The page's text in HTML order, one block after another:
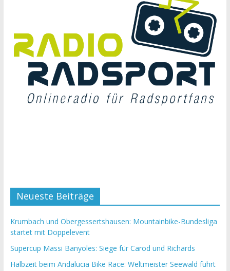
Neueste Beiträge
Krumbach und Obergessertshausen: Mountainbike-Bundesliga
startet mit Doppelevent
Supercup Massi Banyoles: Siege für Carod und Richards
Halbzeit beim Andalucia Bike Race: Weltmeister Seewald führt